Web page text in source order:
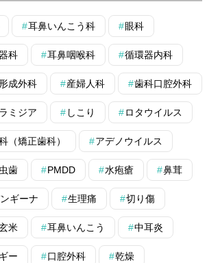
耳鼻いんこう科 眼科
科 耳鼻咽喉科 循環器内科
成外科 産婦人科 歯科口腔外科
ミジア しこり ロタウイルス
（矯正歯科） アデノウイルス
虫歯 PMDD 水疱瘡 鼻茸
ギーナ 生理痛 切り傷
米 耳鼻いんこう 中耳炎
ー 口腔外科 乾燥